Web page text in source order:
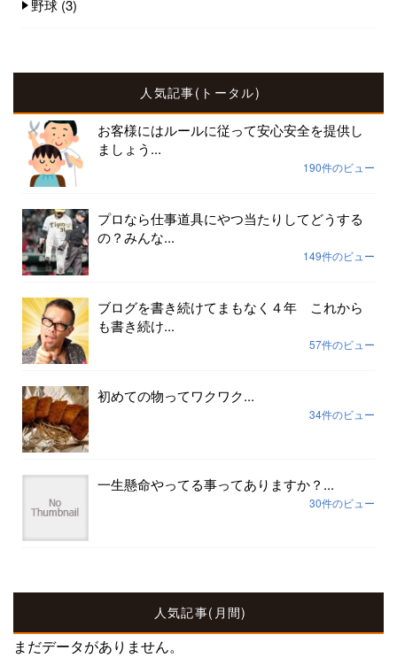
野球 (3)
人気記事(トータル)
お客様にはルールに従って安心安全を提供し
ましょう...
190件のビュー
プロなら仕事道具にやつ当たりしてどうする
の？みんな...
149件のビュー
ブログを書き続けてまもなく４年 これから
も書き続け...
57件のビュー
初めての物ってワクワク...
34件のビュー
一生懸命やってる事ってありますか？...
30件のビュー
人気記事(月間)
まだデータがありません。